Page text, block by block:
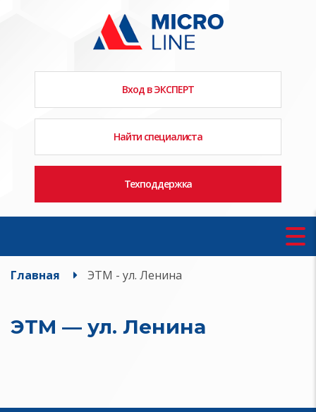
Вход в ЭКСПЕРТ
Найти специалиста
Техподдержка
Главная ЭТМ - ул. Ленина
ЭТМ — ул. Ленина